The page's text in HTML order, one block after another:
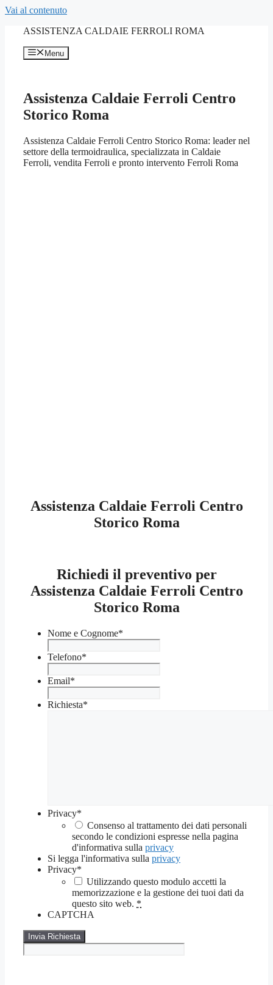
Vai al contenuto
ASSISTENZA CALDAIE FERROLI ROMA
Menu
Assistenza Caldaie Ferroli Centro
Storico Roma
Assistenza Caldaie Ferroli Centro Storico Roma: leader nel
settore della termoidraulica, specializzata in Caldaie
Ferroli, vendita Ferroli e pronto intervento Ferroli Roma
Assistenza Caldaie Ferroli Centro
Storico Roma
Richiedi il preventivo per
Assistenza Caldaie Ferroli Centro
Storico Roma
Nome e Cognome*
Telefono*
Email*
Richiesta*
Privacy*
Consenso al trattamento dei dati personali
secondo le condizioni espresse nella pagina
d'informativa sulla privacy
Si legga l'informativa sulla privacy
Privacy*
Utilizzando questo modulo accetti la
memorizzazione e la gestione dei tuoi dati da
questo sito web. *
CAPTCHA